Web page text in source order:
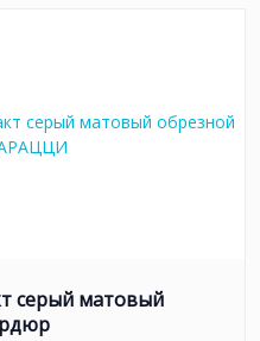
серый матовый